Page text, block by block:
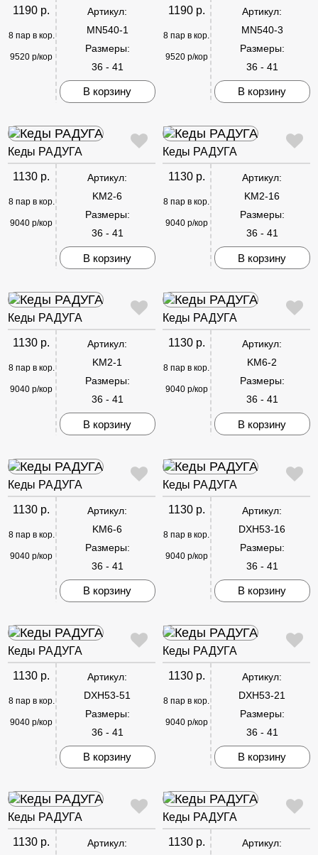
1190 р.
8 пар в кор.
9520 р/кор
Артикул:
MN540-1
Размеры:
36 - 41
В корзину
1190 р.
8 пар в кор.
9520 р/кор
Артикул:
MN540-3
Размеры:
36 - 41
В корзину
Кеды РАДУГА
1130 р.
8 пар в кор.
9040 р/кор
Артикул:
KM2-6
Размеры:
36 - 41
В корзину
Кеды РАДУГА
1130 р.
8 пар в кор.
9040 р/кор
Артикул:
KM2-16
Размеры:
36 - 41
В корзину
Кеды РАДУГА
1130 р.
8 пар в кор.
9040 р/кор
Артикул:
KM2-1
Размеры:
36 - 41
В корзину
Кеды РАДУГА
1130 р.
8 пар в кор.
9040 р/кор
Артикул:
KM6-2
Размеры:
36 - 41
В корзину
Кеды РАДУГА
1130 р.
8 пар в кор.
9040 р/кор
Артикул:
KM6-6
Размеры:
36 - 41
В корзину
Кеды РАДУГА
1130 р.
8 пар в кор.
9040 р/кор
Артикул:
DXH53-16
Размеры:
36 - 41
В корзину
Кеды РАДУГА
1130 р.
8 пар в кор.
9040 р/кор
Артикул:
DXH53-51
Размеры:
36 - 41
В корзину
Кеды РАДУГА
1130 р.
8 пар в кор.
9040 р/кор
Артикул:
DXH53-21
Размеры:
36 - 41
В корзину
Кеды РАДУГА
1130 р.
Артикул:
Кеды РАДУГА
1130 р.
Артикул: